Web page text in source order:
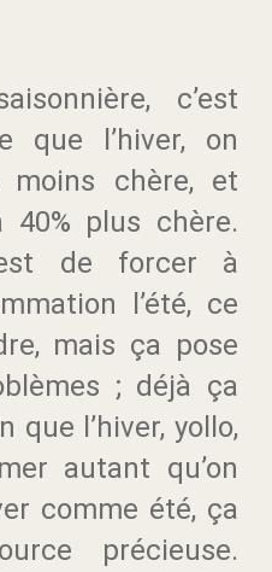
c’est
que l’hiver, on
moins chère, et
40% plus chère.
est de forcer à
l’été, ce
mais ça pose
; déjà ça
que l’hiver, yollo,
autant qu’on
comme été, ça
précieuse.